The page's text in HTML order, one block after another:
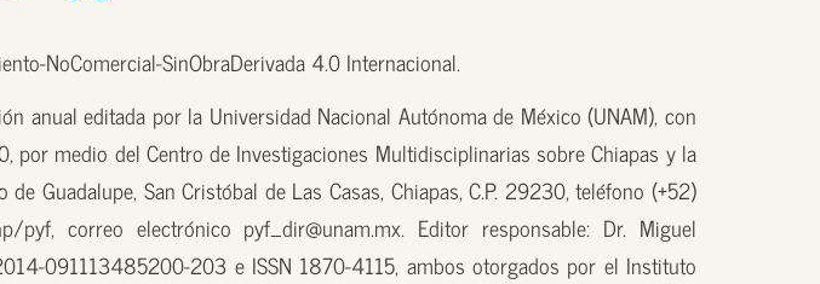
NoComercial-SinObraDerivada 4.0 Internacional.
anual editada por la Universidad Nacional Autónoma de México (UNAM), con
por medio del Centro de Investigaciones Multidisciplinarias sobre Chiapas y la
Guadalupe, San Cristóbal de Las Casas, Chiapas, C.P. 29230, teléfono (+52)
pyf, correo electrónico pyf_dir@unam.mx. Editor responsable: Dr. Miguel
091113485200-203 e ISSN 1870-4115, ambos otorgados por el Instituto